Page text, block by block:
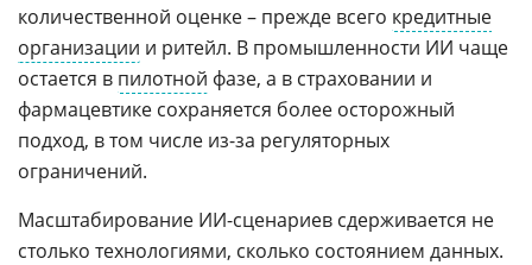
количественной оценке – прежде всего кредитные
организации и ритейл. В промышленности ИИ чаще
остается в пилотной фазе, а в страховании и
фармацевтике сохраняется более осторожный
подход, в том числе из-за регуляторных
ограничений.
Масштабирование ИИ-сценариев сдерживается не
столько технологиями, сколько состоянием данных.